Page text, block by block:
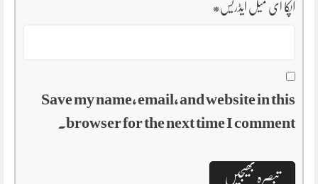
آپکا ای میل ایڈریس*
Save my name, email, and website in this
browser for the next time I comment.